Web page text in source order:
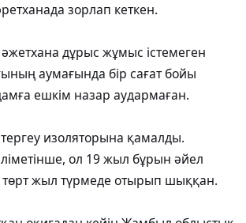
зорлап кеткен.
әжетхана дұрыс жұмыс істемеген
аумағында бір сағат бойы
ешкім назар аудармаған.
тергеу изоляторына қамалды.
ол 19 жыл бұрын әйел
төрт жыл түрмеде отырып шыққан.